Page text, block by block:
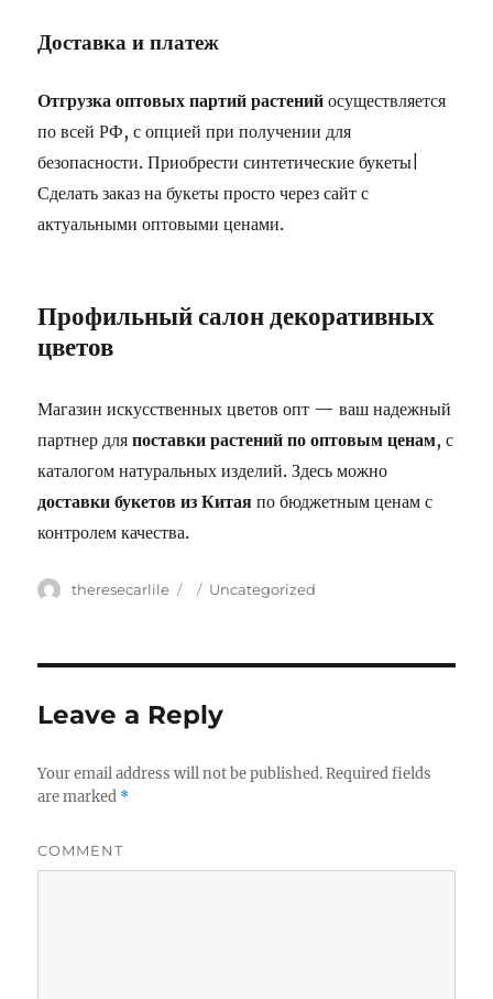
Доставка и платеж
Отгрузка оптовых партий растений осуществляется
по всей РФ, с опцией при получении для
безопасности. Приобрести синтетические букеты|
Сделать заказ на букеты просто через сайт с
актуальными оптовыми ценами.
Профильный салон декоративных
цветов
Магазин искусственных цветов опт — ваш надежный
партнер дляпоставки растений по оптовым ценам, с
каталогом натуральных изделий. Здесь можно
доставки букетов из Китая по бюджетным ценам с
контролем качества.
Author
theresecarlile
Posted
Categories
Uncategorized
Leave a Reply
Your email address will not be published.Required fields
are marked *
COMMENT